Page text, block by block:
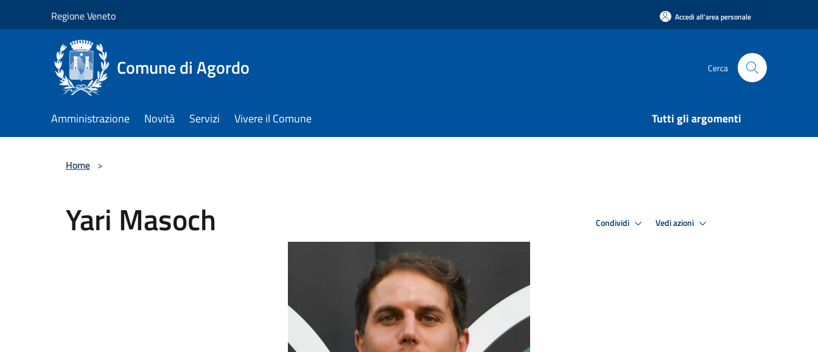
Regione Veneto Accedi all'area personale
Comune di Agordo Cerca
Amministrazione Novità Servizi Vivere il Comune Tutti gli argomenti
Home >
Yari Masoch Condividi Vedi azioni